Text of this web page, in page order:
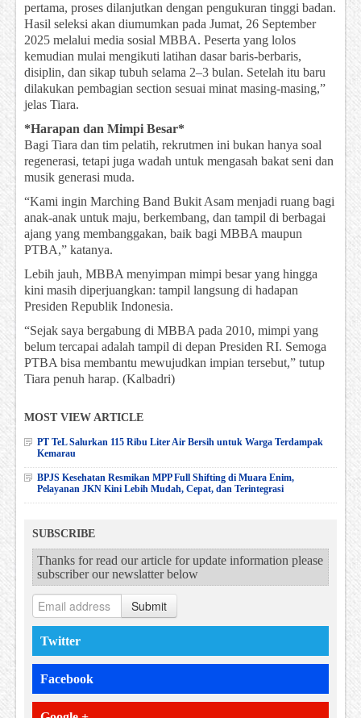
pertama, proses dilanjutkan dengan pengukuran tinggi badan.
Hasil seleksi akan diumumkan pada Jumat, 26 September
2025 melalui media sosial MBBA. Peserta yang lolos
kemudian mulai mengikuti latihan dasar baris-berbaris,
disiplin, dan sikap tubuh selama 2–3 bulan. Setelah itu baru
dilakukan pembagian section sesuai minat masing-masing,”
jelas Tiara.
*Harapan dan Mimpi Besar*
Bagi Tiara dan tim pelatih, rekrutmen ini bukan hanya soal
regenerasi, tetapi juga wadah untuk mengasah bakat seni dan
musik generasi muda.
“Kami ingin Marching Band Bukit Asam menjadi ruang bagi
anak-anak untuk maju, berkembang, dan tampil di berbagai
ajang yang membanggakan, baik bagi MBBA maupun
PTBA,” katanya.
Lebih jauh, MBBA menyimpan mimpi besar yang hingga
kini masih diperjuangkan: tampil langsung di hadapan
Presiden Republik Indonesia.
“Sejak saya bergabung di MBBA pada 2010, mimpi yang
belum tercapai adalah tampil di depan Presiden RI. Semoga
PTBA bisa membantu mewujudkan impian tersebut,” tutup
Tiara penuh harap. (Kalbadri)
MOST VIEW ARTICLE
PT TeL Salurkan 115 Ribu Liter Air Bersih untuk Warga Terdampak
Kemarau
BPJS Kesehatan Resmikan MPP Full Shifting di Muara Enim,
Pelayanan JKN Kini Lebih Mudah, Cepat, dan Terintegrasi
SUBSCRIBE
Thanks for read our article for update information please
subscriber our newslatter below
Submit
Twitter
Facebook